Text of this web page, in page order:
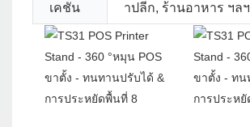
เคชัน
าปลีก, ร้านอาหาร ฯลฯ